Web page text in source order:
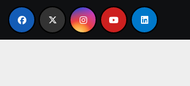
El primer tour de la India Chiquitina